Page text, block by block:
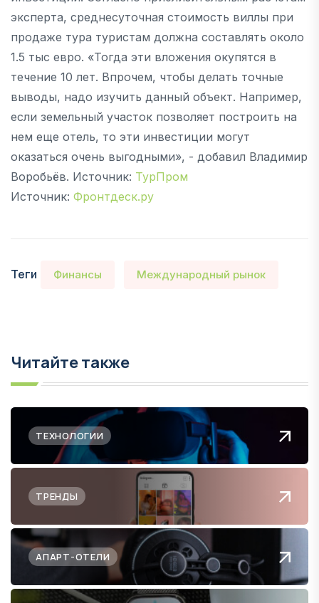
эксперта, среднесуточная стоимость виллы при
продаже тура туристам должна составлять около
1.5 тыс евро. «Тогда эти вложения окупятся в
течение 10 лет. Впрочем, чтобы делать точные
выводы, надо изучить данный объект. Например,
если земельный участок позволяет построить на
нем еще отель, то эти инвестиции могут
оказаться очень выгодными», - добавил Владимир
Воробьёв. Источник: ТурПром
Источник: Фронтдеск.ру
Теги Финансы Международный рынок
Читайте также
ТЕХНОЛОГИИ
ТРЕНДЫ
АПАРТ-ОТЕЛИ